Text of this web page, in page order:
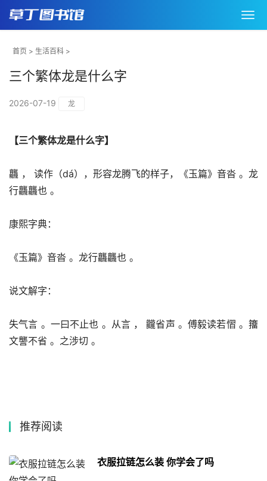
首页 > 生活百科 >
三个繁体龙是什么字
2026-07-19 龙
【三个繁体龙是什么字】
龘 ， 读作（dá），形容龙腾飞的样子，《玉篇》音沓 。龙
行龘龘也 。
康熙字典：
《玉篇》音沓 。龙行龘龘也 。
说文解字：
失气言 。一曰不止也 。从言 ， 龖省声 。傅毅读若慴 。籒
文讋不省 。之涉切 。
推荐阅读
衣服拉链怎么装 你学会了吗